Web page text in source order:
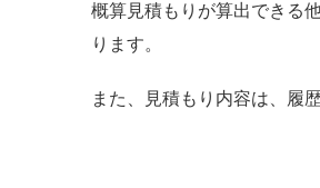
概算見積もりが算出できる
ります。
また、見積もり内容は、履